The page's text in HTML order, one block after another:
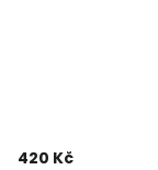
420 Kč